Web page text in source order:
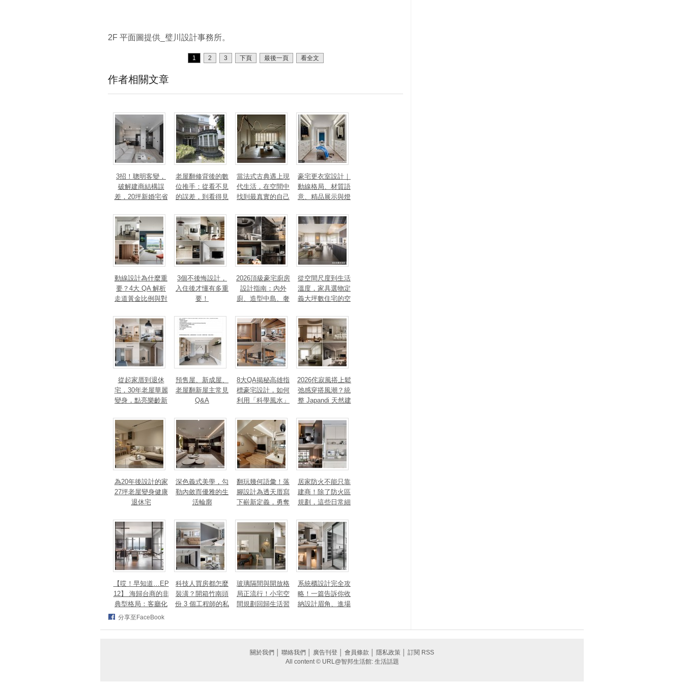
2F 平面圖提供_璧川設計事務所。
1 2 3 下頁 最後一頁 看全文
作者相關文章
3招！聰明客變，
破解建商結構誤
差，20坪新婚宅省
錢
老屋翻修背後的數
位推手：從看不見
的誤差，到看得見
當法式古典遇上現
代生活，在空間中
找到最真實的自己
豪宅更衣室設計｜
動線格局、材質語
意、精品展示與燈
打造高訂生活儀式
動線設計為什麼重
要？4大 QA 解析
走道黃金比例與對
3個不後悔設計，
入住後才懂有多重
要！
2026頂級豪宅廚房
設計指南：內外
廚、造型中島、奢
讓廚房從空間配角
變主角！
從空間尺度到生活
溫度，家具選物定
義大坪數住宅的空
從起家厝到退休
宅，30年老屋華麗
變身，點亮樂齡新
法、英指標設計大
獎！
預售屋、新成屋、
老屋翻新屋主常見
Q&A
8大QA揭秘高雄指
標豪宅設計，如何
利用「科學風水」
量磁場？
2026侘寂風搭上鬆
弛感穿搭風潮？統
整 Japandi 天然建
有風靡全球的軟裝
家具推薦
為20年後設計的家
27坪老屋變身健康
退休宅
深色義式美學，勾
勒內斂而優雅的生
活輪廓
翻玩幾何語彙！落
腳設計為透天厝寫
下嶄新定義，勇奪
TAN 國際大獎
居家防火不能只靠
建商！除了防火區
規劃，這些日常細
【哎！早知道…EP
12】 海歸台商的非
典型格局：客廳化
身面海創作空間，
科技人買房都怎麼
裝潢？開箱竹南頭
份 3 個工程師的私
玻璃隔間與開放格
局正流行！小宅空
間規劃回歸生活習
系統櫃設計完全攻
略！一篇告訴你收
納設計眉角、進場
分享至FaceBook
關於我們 聯絡我們 廣告刊登 會員條款 隱私政策
訂閱 RSS
All content © URL@智邦生活館: 生活話題